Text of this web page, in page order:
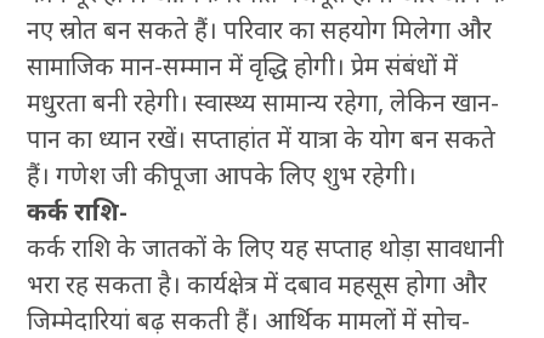
नए स्रोत बन सकते हैं। परिवार का सहयोग मिलेगा और
सामाजिक मान-सम्मान में वृद्धि होगी। प्रेम संबंधों में
मधुरता बनी रहेगी। स्वास्थ्य सामान्य रहेगा, लेकिन खान-
पान का ध्यान रखें। सप्ताहांत में यात्रा के योग बन सकते
हैं। गणेश जी की पूजा आपके लिए शुभ रहेगी।
कर्क राशि-
कर्क राशि के जातकों के लिए यह सप्ताह थोड़ा सावधानी
भरा रह सकता है। कार्यक्षेत्र में दबाव महसूस होगा और
जिम्मेदारियां बढ़ सकती हैं। आर्थिक मामलों में सोच-